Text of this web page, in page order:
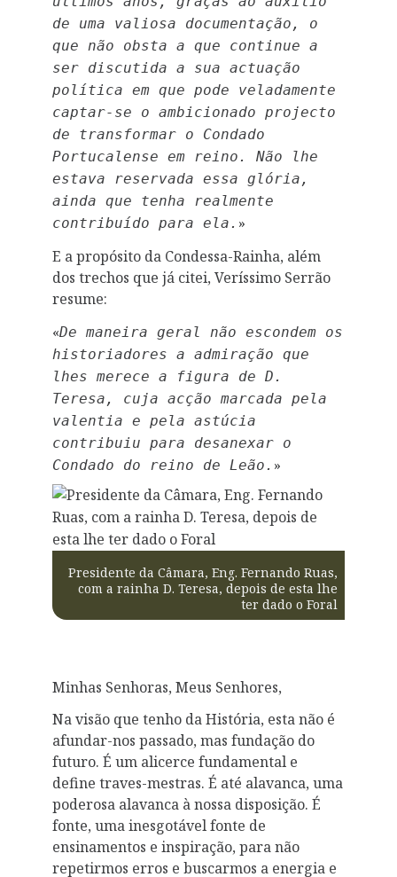
de uma valiosa documentação, o
que não obsta a que continue a
ser discutida a sua actuação
política em que pode veladamente
captar-se o ambicionado projecto
de transformar o Condado
Portucalense em reino. Não lhe
estava reservada essa glória,
ainda que tenha realmente
contribuído para ela. »
E a propósito da Condessa-Rainha, além
dos trechos que já citei, Veríssimo Serrão
resume:
«De maneira geral não escondem os
historiadores a admiração que
lhes merece a figura de D.
Teresa, cuja acção marcada pela
valentia e pela astúcia
contribuiu para desanexar o
Condado do reino de Leão. »
Presidente da Câmara, Eng. Fernando Ruas,
com a rainha D. Teresa, depois de esta lhe
ter dado o Foral
Minhas Senhoras, Meus Senhores,
Na visão que tenho da História, esta não é
afundar-nos passado, mas fundação do
futuro. É um alicerce fundamental e
define traves-mestras. É até alavanca, uma
poderosa alavanca à nossa disposição. É
fonte, uma inesgotável fonte de
ensinamentos e inspiração, para não
repetirmos erros e buscarmos a energia e